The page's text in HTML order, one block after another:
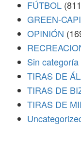
FÚTBOL
GREEN-
OPINIÓN
Sin categoría
TIRAS DE
TIRAS DE
TIRAS DE